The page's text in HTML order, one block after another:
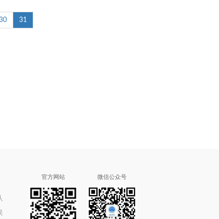
31
官方网站 微信公众号